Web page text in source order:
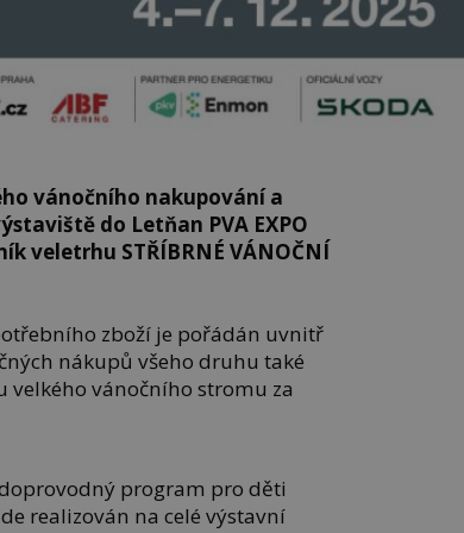
vánočního nakupování a
do Letňan PVA EXPO
veletrhu STŘÍBRNÉ VÁNOČNÍ
zboží je pořádán uvnitř
nákupů všeho druhu také
velkého vánočního stromu za
program pro děti
realizován na celé výstavní